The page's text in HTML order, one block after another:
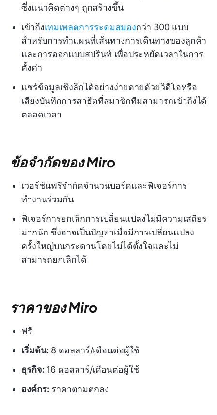
ซึ่งแนวคิดต่างๆ ถูกสร้างขึ้น
เข้าถึงเทมเพลตการระดมสมองกว่า 300 แบบ
สำหรับการทำแผนที่เส้นทางการเดินทางของลูกค้า
และการออกแบบสปรินท์ เพื่อประหยัดเวลาในการ
ตั้งค่า
แชร์ข้อมูลเชิงลึกได้อย่างง่ายดายด้วยวิดีโอหรือ
เสียงบันทึกการสาธิตที่สมาชิกทีมสามารถเข้าถึงได้
ตลอดเวลา
ข้อจำกัดของ Miro
เวอร์ชันฟรีจำกัดจำนวนบอร์ดและฟีเจอร์การ
ทำงานร่วมกัน
ฟีเจอร์การยกเลิกการเปลี่ยนแปลงไม่มีความเสถียร
มากนัก ซึ่งอาจเป็นปัญหาเมื่อมีการเปลี่ยนแปลง
ครั้งใหญ่บนกระดานโดยไม่ได้ตั้งใจและไม่
สามารถยกเลิกได้
ราคาของ Miro
ฟรี
เริ่มต้น: 8 ดอลลาร์/เดือนต่อผู้ใช้
ธุรกิจ: 16 ดอลลาร์/เดือนต่อผู้ใช้
องค์กร: ราคาตามตกลง